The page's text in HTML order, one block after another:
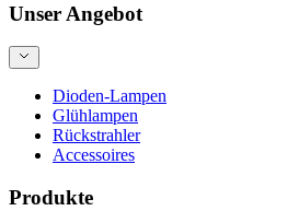
Unser Angebot
Dioden-Lampen
Glühlampen
Rückstrahler
Accessoires
Produkte